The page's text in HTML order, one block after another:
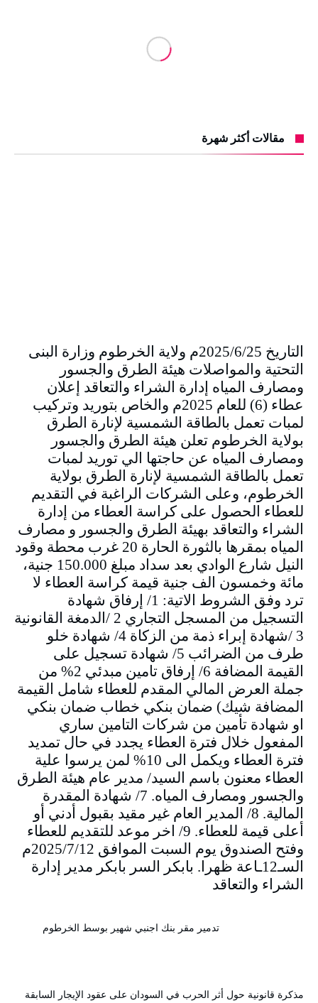
مقالات أكثر شهرة
التاريخ 2025/6/25م ولاية الخرطوم وزارة البنى
التحتية والمواصلات هيئة الطرق والجسور
ومصارف المياه إدارة الشراء والتعاقد إعلان
عطاء (6) للعام 2025م والخاص بتوريد وتركيب
لمبات تعمل بالطاقة الشمسية لإنارة الطرق
بولاية الخرطوم تعلن هيئة الطرق والجسور
ومصارف المياه عن حاجتها الي توريد لمبات
تعمل بالطاقة الشمسية لإنارة الطرق بولاية
الخرطوم، وعلى الشركات الراغبة في التقديم
للعطاء الحصول على كراسة العطاء من إدارة
الشراء والتعاقد بهيئة الطرق والجسور و مصارف
المياه بمقرها بالثورة الحارة 20 غرب محطة وقود
النيل شارع الوادي بعد سداد مبلغ 150.000 جنية،
مائة وخمسون الف جنية قيمة كراسة العطاء لا
ترد وفق الشروط الاتية: 1/ إرفاق شهادة
التسجيل من المسجل التجاري 2 /الدمغة القانونية
3 /شهادة إبراء ذمة من الزكاة 4/ شهادة خلو
طرف من الضرائب 5/ شهادة تسجيل على
القيمة المضافة 6/ إرفاق تامين مبدئي 2% من
جملة العرض المالي المقدم للعطاء شامل القيمة
المضافة شيك) ضمان بنكي خطاب ضمان بنكي
او شهادة تأمين من شركات التامين ساري
المفعول خلال فترة العطاء يجدد في حال تمديد
فترة العطاء ويكمل الى 10% لمن يرسوا علية
العطاء معنون باسم السيد/ مدير عام هيئة الطرق
والجسور ومصارف المياه. 7/ شهادة المقدرة
المالية. 8/ المدير العام غير مقيد بقبول أدني أو
أعلى قيمة للعطاء. 9/ اخر موعد للتقديم للعطاء
وفتح الصندوق يوم السبت الموافق 2025/7/12م
السـ12ـاعة ظهرا. بابكر السر بابكر مدير إدارة
الشراء والتعاقد
تدمير مقر بنك اجنبي شهير بوسط الخرطوم
مذكرة قانونية حول أثر الحرب في السودان على عقود الإيجار السابقة